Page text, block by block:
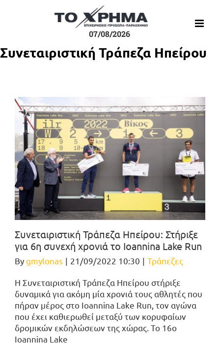
07/08/2026
Συνεταιριστική Τράπεζα Ηπείρου
Συνεταιριστική Τράπεζα Ηπείρου: Στήριξε
για 6η συνεχή χρονιά το Ioannina Lake Run
Bygmylonas | 21/09/2022 10:30 | Τράπεζες
Η Συνεταιριστική Τράπεζα Ηπείρου στήριξε
δυναμικά για ακόμη μία χρονιά τους αθλητές που
πήραν μέρος στο Ioannina Lake Run, τον αγώνα
που έχει καθιερωθεί μεταξύ των κορυφαίων
δρομικών εκδηλώσεων της χώρας. Το 16ο
Ioannina Lake